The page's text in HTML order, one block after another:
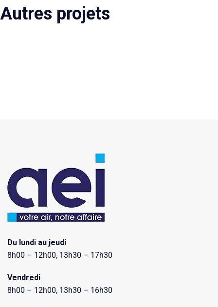
Autres projets
Du lundi au jeudi
8h00 – 12h00, 13h30 – 17h30
Vendredi
8h00 – 12h00, 13h30 – 16h30